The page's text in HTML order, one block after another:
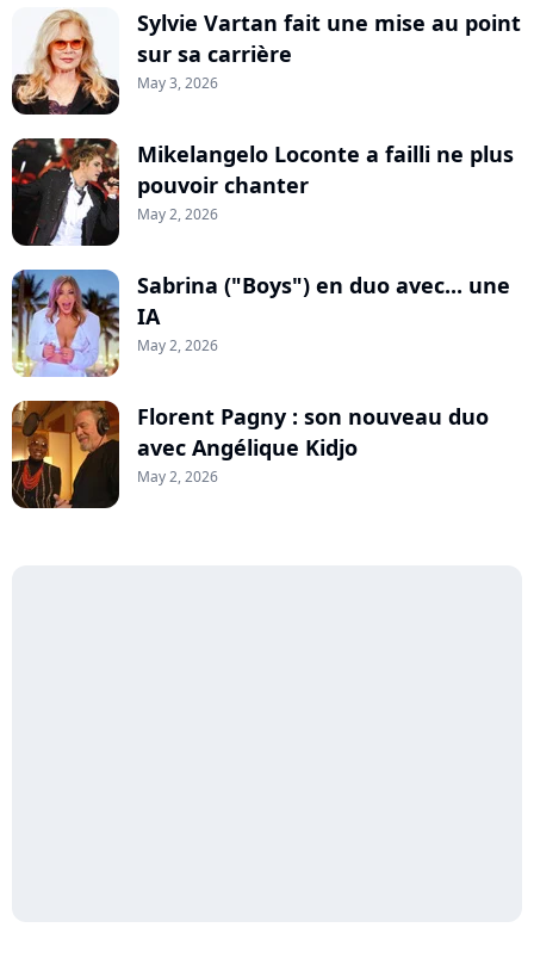
Sylvie Vartan fait une mise au point
sur sa carrière
May 3, 2026
Mikelangelo Loconte a failli ne plus
pouvoir chanter
May 2, 2026
Sabrina ("Boys") en duo avec... une
IA
May 2, 2026
Florent Pagny : son nouveau duo
avec Angélique Kidjo
May 2, 2026